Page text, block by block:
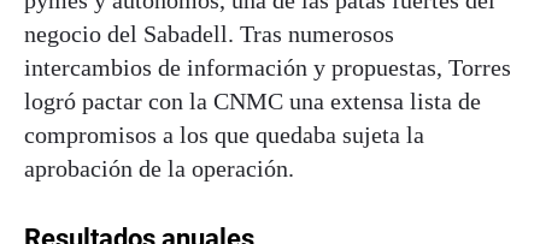
negocio del Sabadell. Tras numerosos
intercambios de información y propuestas, Torres
logró pactar con la CNMC una extensa lista de
compromisos a los que quedaba sujeta la
aprobación de la operación.